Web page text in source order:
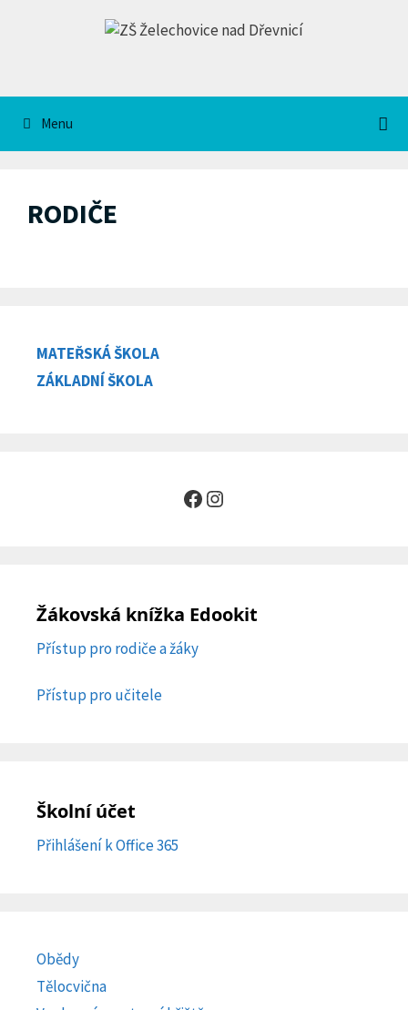
Menu
RODIČE
MATEŘSKÁ ŠKOLA
ZÁKLADNÍ ŠKOLA
Facebook
Instagram
Žákovská knížka Edookit
Přístup pro rodiče a žáky
Přístup pro učitele
Školní účet
Přihlášení k Office 365
Obědy
Tělocvična